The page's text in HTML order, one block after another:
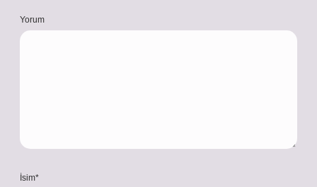
Yorum
İsim*